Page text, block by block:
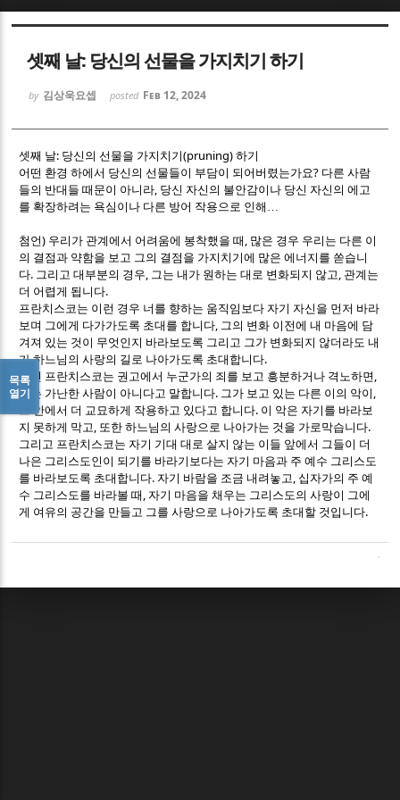
셋째 날: 당신의 선물을 가지치기 하기
by 김상욱요셉 posted Feb 12, 2024
셋째 날: 당신의 선물을 가지치기(pruning)하기
어떤 환경 하에서 당신의 선물들이 부담이 되어버렸는가요? 다른 사람
들의 반대들 때문이 아니라, 당신 자신의 불안감이나 당신 자신의 에고
를 확장하려는 욕심이나 다른 방어 작용으로 인해
첨언) 우리가 관계에서 어려움에 봉착했을 때 , 많은 경우 우리는 다른 이
의 결점과 약함을 보고 그의 결점을 가지치기에 많은 에너지를 쏟습니
다. 그리고 대부분의 경우, 그는 내가 원하는 대로 변화되지 않고 , 관계는
더 어렵게 됩니다.
프란치스코는 이런 경우 너를 향하는 움직임보다 자기 자신을 먼저 바라
보며 그에게 다가가도록 초대를 합니다, 그의 변화 이전에 내 마음에 담
겨져 있는 것이 무엇인지 바라보도록 그리고 그가 변화되지 않더라도 내
가 하느님의 사랑의 길로 나아가도록 초대합니다.
우선 프란치스코는 권고에서 누군가의 죄를 보고 흥분하거나 격노하면 ,
그는 가난한 사람이 아니다고 말합니다. 그가 보고 있는 다른 이의 악이 ,
그 안에서 더 교묘하게 작용하고 있다고 합니다. 이 악은 자기를 바라보
지 못하게 막고 , 또한 하느님의 사랑으로 나아가는 것을 가로막습니다.
그리고 프란치스코는 자기 기대 대로 살지 않는 이들 앞에서 그들이 더
나은 그리스도인이 되기를 바라기보다는 자기 마음과 주 예수 그리스도
를 바라보도록 초대합니다.자기 바람을 조금 내려놓고 , 십자가의 주 예
수 그리스도를 바라볼 때 ,자기 마음을 채우는 그리스도의 사랑이 그에
게 여유의 공간을 만들고 그를 사랑으로 나아가도록 초대할 것입니다.
목록
열기
Sketchbook5, 스케치북5
Sketchbook5, 스케치북5
Sketchbook5, 스케치북5
Sketchbook5, 스케치북5